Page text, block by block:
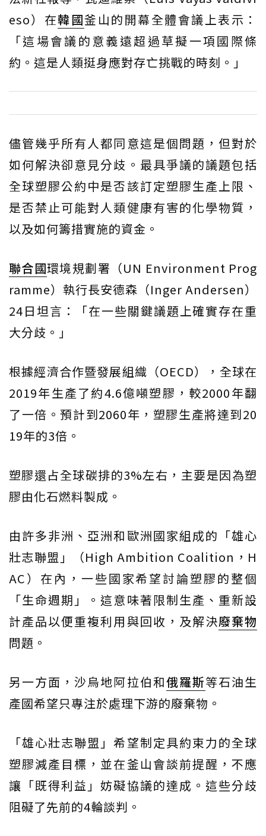
eso）在韓國釜山的開幕全體會議上表示：
「這場會議的意義遠超過草擬一項國際條
約。這是人類挺身應對存亡挑戰的時刻。」
儘管幾乎所有人都同意這是個問題，但對於
如何解決卻意見分歧。最具爭議的議題包括
全球塑膠公約中是否該訂定塑膠生產上限、
是否禁止可能對人類健康有害的化學物質，
以及如何籌措實施的資金。
聯合國環境規劃署（UN Environment Prog
ramme）執行長安德森（Inger Andersen）
24日坦言：「在一些關鍵議題上確實存在重
大分歧。」
根據經濟合作暨發展組織（OECD），全球在
2019年生產了約4.6億噸塑膠，較2000年翻
了一倍。預計到2060年，塑膠生產將達到20
19年的3倍。
塑膠還占全球碳排的3%左右，主要是因為塑
膠由化石燃料製成。
由許多非洲、亞洲和歐洲國家組成的「雄心
壯志聯盟」（High Ambition Coalition，H
AC）在內，一些國家希望討論塑膠的整個
「生命週期」。這意味著限制生產、重新設
計產品以便重複利用與回收，及解決廢棄物
問題。
另一方面，沙烏地阿拉伯和俄羅斯等石油生
產國希望只專注於處理下游的廢棄物。
「雄心壯志聯盟」希望制定具約束力的全球
塑膠減產目標，並在釜山會談前提醒，不應
讓「既得利益」妨礙協議的達成。這些分歧
阻礙了先前的4輪談判。